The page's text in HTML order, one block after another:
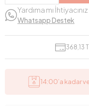
Yardıma mı
Whatsapp Destek
368,13
14:00’a kadar